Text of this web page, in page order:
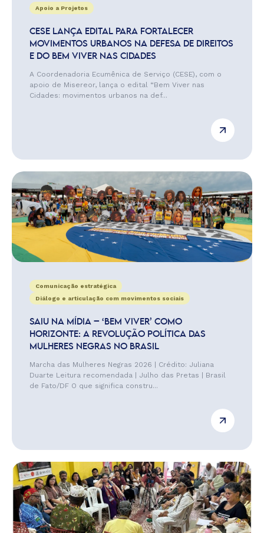
Apoio a Projetos
CESE LANÇA EDITAL PARA FORTALECER
MOVIMENTOS URBANOS NA DEFESA DE DIREITOS
E DO BEM VIVER NAS CIDADES
A Coordenadoria Ecumênica de Serviço (CESE), com o
apoio de Misereor, lança o edital “Bem Viver nas
Cidades: movimentos urbanos na def...
Comunicação estratégica
Diálogo e articulação com movimentos sociais
SAIU NA MÍDIA – ‘BEM VIVER’ COMO
HORIZONTE: A REVOLUÇÃO POLÍTICA DAS
MULHERES NEGRAS NO BRASIL
Marcha das Mulheres Negras 2026 | Crédito: Juliana
Duarte Leitura recomendada | Julho das Pretas | Brasil
de Fato/DF O que significa constru...